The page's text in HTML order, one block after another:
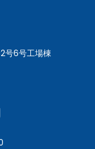
号6号工場棟